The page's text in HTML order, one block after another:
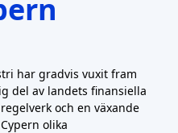
har gradvis vuxit fram
del av landets finansiella
och en växande
olika